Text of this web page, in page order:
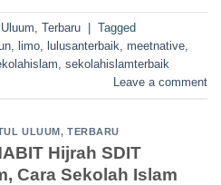
Terbaru | Tagged
limo lulusanterbaik meetnative
sekolahislamterbaik
Leave a comment
ULUUM , TERBARU
Hijrah SDIT
Cara Sekolah Islam